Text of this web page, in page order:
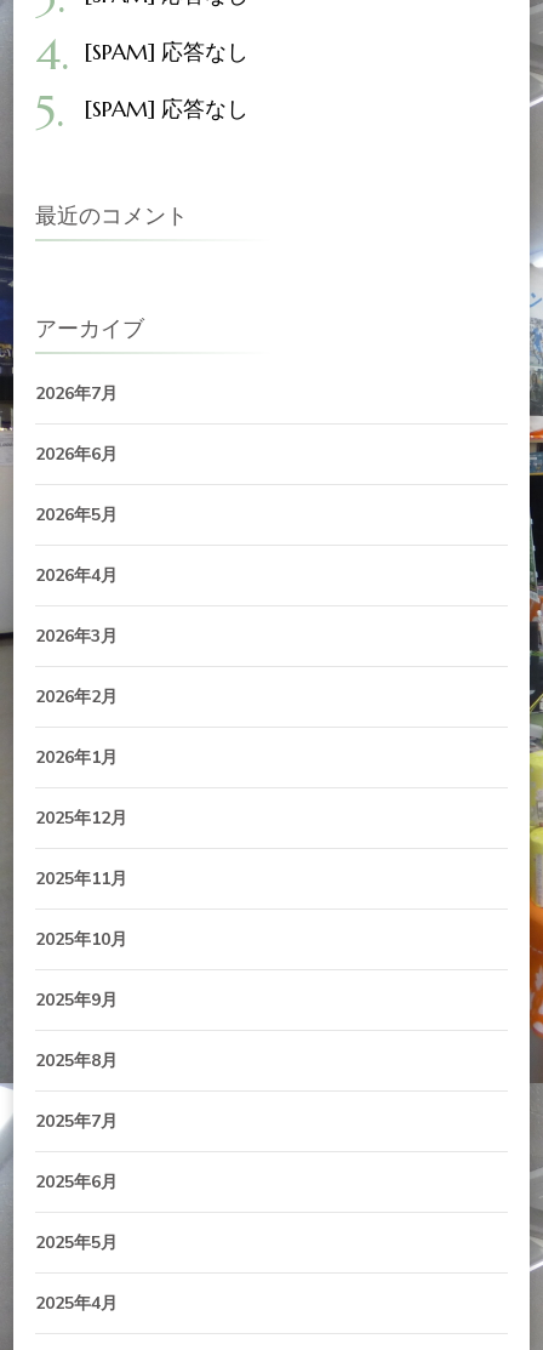
[SPAM] 応答なし
[SPAM] 応答なし
最近のコメント
アーカイブ
2026年7月
2026年6月
2026年5月
2026年4月
2026年3月
2026年2月
2026年1月
2025年12月
2025年11月
2025年10月
2025年9月
2025年8月
2025年7月
2025年6月
2025年5月
2025年4月